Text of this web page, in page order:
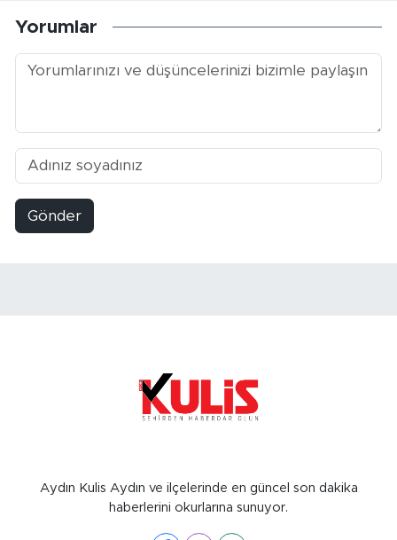
Yorumlar
Gönder
Aydın Kulis Aydın ve ilçelerinde en güncel son dakika
haberlerini okurlarına sunuyor.